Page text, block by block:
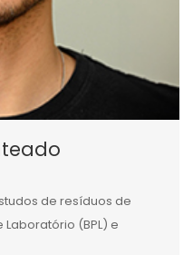
de resíduos de
(BPL) e